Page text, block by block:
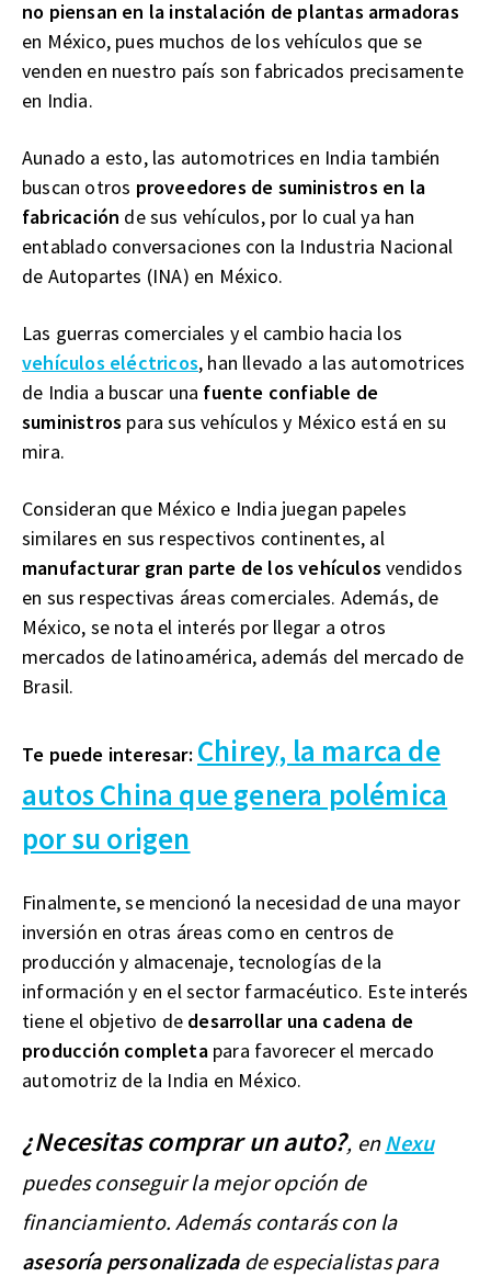
no piensan en la instalación de plantas armadoras
en México, pues muchos de los vehículos que se
venden en nuestro país son fabricados precisamente
en India.
Aunado a esto, las automotrices en India también
buscan otros proveedores de suministros en la
fabricación de sus vehículos, por lo cual ya han
entablado conversaciones con la Industria Nacional
de Autopartes (INA) en México.
Las guerras comerciales y el cambio hacia los
vehículos eléctricos, han llevado a las automotrices
de India a buscar una fuente confiable de
suministros para sus vehículos y México está en su
mira.
Consideran que México e India juegan papeles
similares en sus respectivos continentes, al
manufacturar gran parte de los vehículos vendidos
en sus respectivas áreas comerciales. Además, de
México, se nota el interés por llegar a otros
mercados de latinoamérica, además del mercado de
Brasil.
Te puede interesar: Chirey, la marca de
autos China que genera polémica
por su origen
Finalmente, se mencionó la necesidad de una mayor
inversión en otras áreas como en centros de
producción y almacenaje, tecnologías de la
información y en el sector farmacéutico. Este interés
tiene el objetivo de desarrollar una cadena de
producción completapara favorecer el mercado
automotriz de la India en México.
¿Necesitas comprar un auto?, enNexu
puedes conseguir la mejor opción de
financiamiento. Además contarás con la
asesoría personalizadade especialistas para